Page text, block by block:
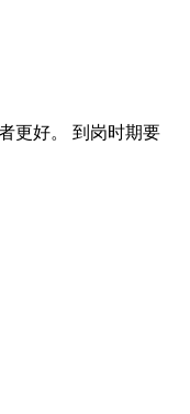
更好。 到岗时期要